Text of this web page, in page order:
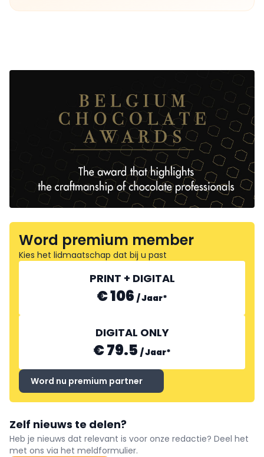
Word premium member
Kies het lidmaatschap dat bij u past
PRINT + DIGITAL
€ 106 /Jaar*
DIGITAL ONLY
€ 79.5 /Jaar*
Word nu premium partner
Zelf nieuws te delen?
Heb je nieuws dat relevant is voor onze redactie? Deel het
met ons via het meldformulier.